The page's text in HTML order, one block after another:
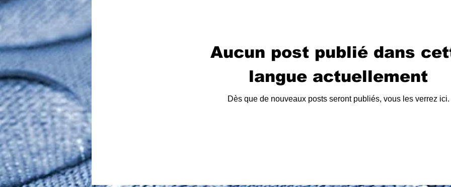
Aucun post publié dans
langue actuellement
Dès que de nouveaux posts seront publiés, vous les verrez ici.